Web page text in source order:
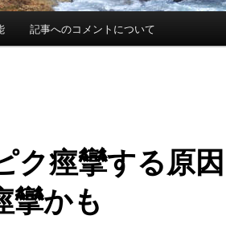
記事へのコメントについて
ク痙攣する原因
攣かも